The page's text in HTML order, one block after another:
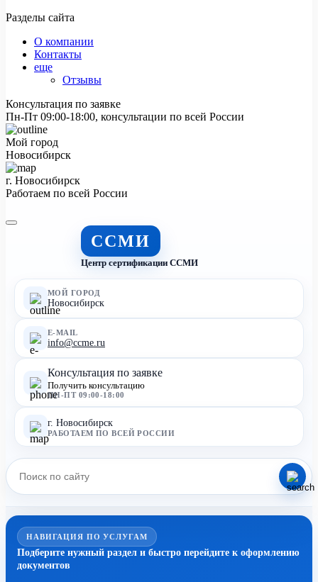
Разделы сайта
О компании
Контакты
еще
Отзывы
Консультация по заявке
Пн-Пт 09:00-18:00, консультации по всей России
Мой город
Новосибирск
г. Новосибирск
Работаем по всей России
ССМИ
Центр сертификации ССМИ
МОЙ ГОРОД
Новосибирск
E-MAIL
info@ccme.ru
Консультация по заявке
Получить консультацию
ПН-ПТ 09:00-18:00
г. Новосибирск
РАБОТАЕМ ПО ВСЕЙ РОССИИ
НАВИГАЦИЯ ПО УСЛУГАМ
Подберите нужный раздел и быстро перейдите к оформлению
документов